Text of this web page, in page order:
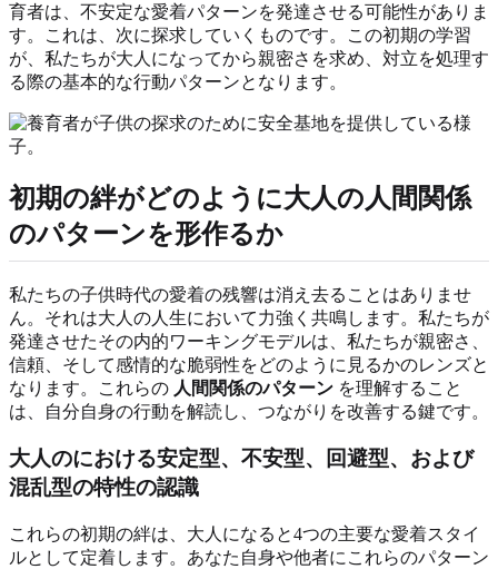
育者は、不安定な愛着パターンを発達させる可能性がありま
す。これは、次に探求していくものです。この初期の学習
が、私たちが大人になってから親密さを求め、対立を処理す
る際の基本的な行動パターンとなります。
初期の絆がどのように大人の人間関係
のパターンを形作るか
私たちの子供時代の愛着の残響は消え去ることはありませ
ん。それは大人の人生において力強く共鳴します。私たちが
発達させたその内的ワーキングモデルは、私たちが親密さ、
信頼、そして感情的な脆弱性をどのように見るかのレンズと
なります。これらの 人間関係のパターン を理解すること
は、自分自身の行動を解読し、つながりを改善する鍵です。
大人のにおける安定型、不安型、回避型、および
混乱型の特性の認識
これらの初期の絆は、大人になると4つの主要な愛着スタイ
ルとして定着します。あなた自身や他者にこれらのパターン